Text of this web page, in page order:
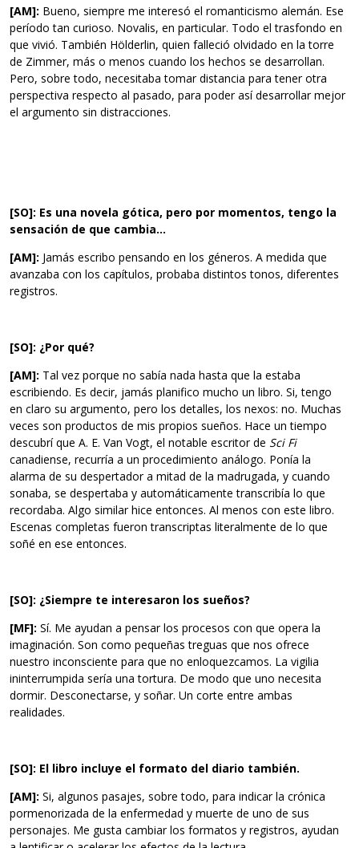
[AM]: Bueno, siempre me interesó el romanticismo alemán. Ese
período tan curioso. Novalis, en particular. Todo el trasfondo en
que vivió. También Hölderlin, quien falleció olvidado en la torre
de Zimmer, más o menos cuando los hechos se desarrollan.
Pero, sobre todo, necesitaba tomar distancia para tener otra
perspectiva respecto al pasado, para poder así desarrollar mejor
el argumento sin distracciones.
[SO]: Es una novela gótica, pero por momentos, tengo la
sensación de que cambia…
[AM]: Jamás escribo pensando en los géneros. A medida que
avanzaba con los capítulos, probaba distintos tonos, diferentes
registros.
[SO]: ¿Por qué?
[AM]: Tal vez porque no sabía nada hasta que la estaba
escribiendo. Es decir, jamás planifico mucho un libro. Si, tengo
en claro su argumento, pero los detalles, los nexos: no. Muchas
veces son productos de mis propios sueños. Hace un tiempo
descubrí que A. E. Van Vogt, el notable escritor de Sci Fi
canadiense, recurría a un procedimiento análogo. Ponía la
alarma de su despertador a mitad de la madrugada, y cuando
sonaba, se despertaba y automáticamente transcribía lo que
recordaba. Algo similar hice entonces. Al menos con este libro.
Escenas completas fueron transcriptas literalmente de lo que
soñé en ese entonces.
[SO]: ¿Siempre te interesaron los sueños?
[MF]: Sí. Me ayudan a pensar los procesos con que opera la
imaginación. Son como pequeñas treguas que nos ofrece
nuestro inconsciente para que no enloquezcamos. La vigilia
ininterrumpida sería una tortura. De modo que uno necesita
dormir. Desconectarse, y soñar. Un corte entre ambas
realidades.
[SO]: El libro incluye el formato del diario también.
[AM]: Si, algunos pasajes, sobre todo, para indicar la crónica
pormenorizada de la enfermedad y muerte de uno de sus
personajes. Me gusta cambiar los formatos y registros, ayudan